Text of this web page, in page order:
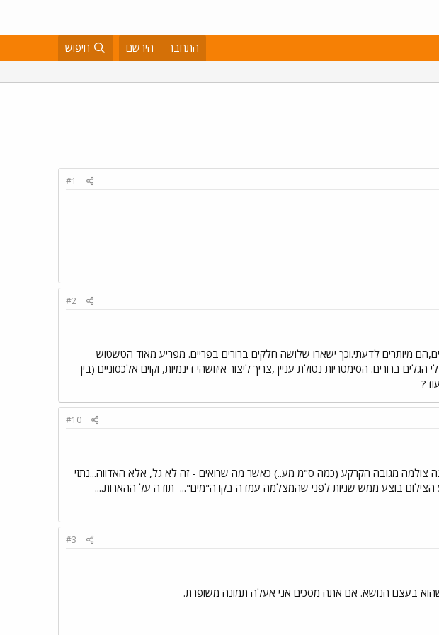
התחבר הירשם חיפוש
#1
#2
מיותרים לדעתי.וכך ישארו שלושה חלקים ברורים בפריים. מפריע מאוד הטשטוש
ברורים. הסימטריות נטולת עניין ,צריך ליצור איזושהי דינמיות, וקוים אלכסוניים (בין
#10
צולמה מגובה הקרקע (כמה ס"מ מע..) כאשר מה שרואים - זה לא גל, אלא האדווה...נתזי
בוצע ממש שניות לפני שהמצלמה עמדה בקו ה"מים"... תודה על ההארות....
#3
שהוא בעצם הנושא. אם אתה מסכים אני אעלה תמונה משופרת.